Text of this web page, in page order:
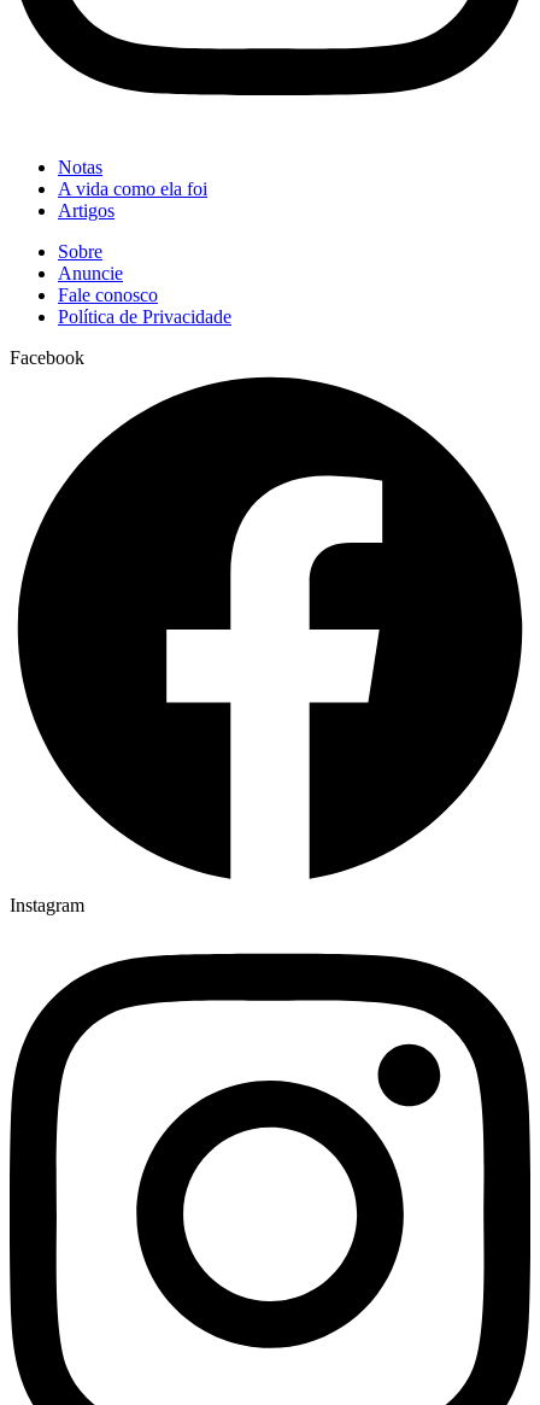
Notas
A vida como ela foi
Artigos
Sobre
Anuncie
Fale conosco
Política de Privacidade
Facebook
Instagram